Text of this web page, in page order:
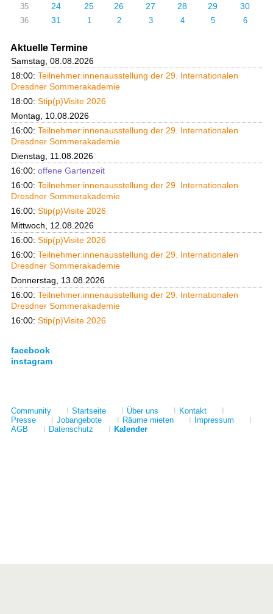
35 24 25 26 27 28 29 30
36 31 1 2 3 4 5 6
Aktuelle Termine
Samstag, 08.08.2026
18:00: Teilnehmer:innenausstellung der 29. Internationalen
Dresdner Sommerakademie
18:00: Stip(p)Visite 2026
Montag, 10.08.2026
16:00: Teilnehmer:innenausstellung der 29. Internationalen
Dresdner Sommerakademie
Dienstag, 11.08.2026
16:00: offene Gartenzeit
16:00: Teilnehmer:innenausstellung der 29. Internationalen
Dresdner Sommerakademie
16:00: Stip(p)Visite 2026
Mittwoch, 12.08.2026
16:00: Stip(p)Visite 2026
16:00: Teilnehmer:innenausstellung der 29. Internationalen
Dresdner Sommerakademie
Donnerstag, 13.08.2026
16:00: Teilnehmer:innenausstellung der 29. Internationalen
Dresdner Sommerakademie
16:00: Stip(p)Visite 2026
facebook
instagram
Community I Startseite I Über uns I Kontakt
I
Presse
I Jobangebote I Räume mieten I Impressum
I
AGB
I Datenschutz I Kalender